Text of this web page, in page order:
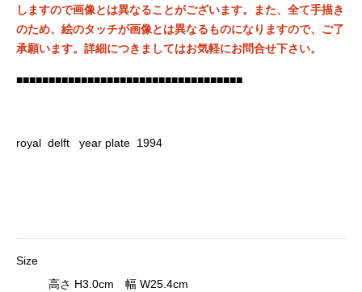
しますので画像とは異なることがございます。また、全て手描き
のため、絵のタッチが画像とは異なるものになりますので、ご了
承願います。詳細につきましてはお気軽にお問合せ下さい。
■■■■■■■■■■■■■■■■■■■■■■■■■■■■■■■■■■■
royal delft year plate 1994
Size
高さ H3.0cm 幅 W25.4cm